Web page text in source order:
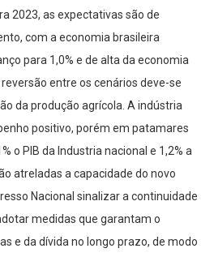
2023, as expectativas são de
com a economia brasileira
para 1,0% e de alta da economia
entre os cenários deve-se
da produção agrícola. A indústria
positivo, porém em patamares
o PIB da Industria nacional e 1,2% a
atreladas a capacidade do novo
Nacional sinalizar a continuidade
medidas que garantam o
e da dívida no longo prazo, de modo